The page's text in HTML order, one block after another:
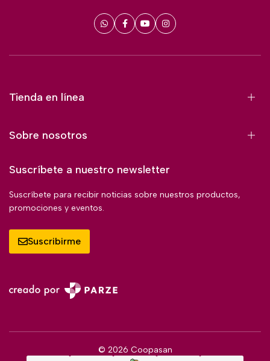
Tienda en línea
Sobre nosotros
Suscríbete a nuestro newsletter
Suscríbete para recibir noticias sobre nuestros productos,
promociones y eventos.
Suscribirme
© 2026 Coopasan